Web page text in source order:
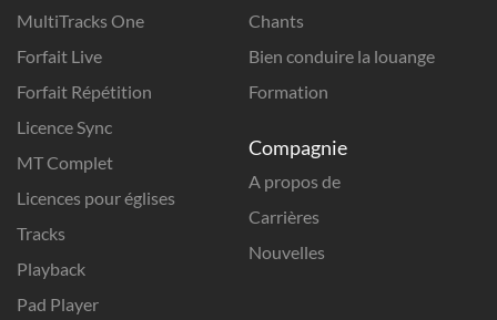
MultiTracks One
Forfait Live
Forfait Répétition
Licence Sync
MT Complet
Licences pour églises
Tracks
Playback
Pad Player
Chants
Bien conduire la louange
Formation
Compagnie
A propos de
Carrières
Nouvelles